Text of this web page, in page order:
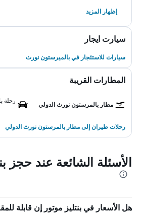
إظهار المزيد
سيارت ايجار
سيارات للاستئجار في بالميرستون نورث
المطارات القريبة
مطار بالمرستون نورث الدولي
رحلة
رحلات طيران إلى مطار بالمرستون نورث الدولي
الأسئلة الشائعة عند حجز